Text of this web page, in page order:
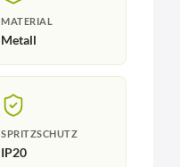
MATERIAL
Metall
SPRITZSCHUTZ
IP20